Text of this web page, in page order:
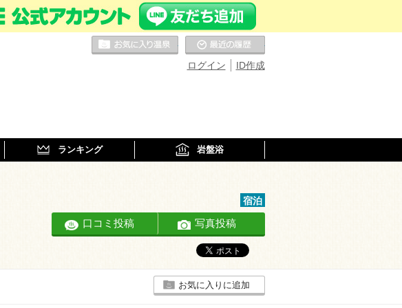
ID作成
ログイン
お気に入りの温泉
ランキング 岩盤浴
宿泊
口コミ投稿 写真投稿
お気に入りに追加